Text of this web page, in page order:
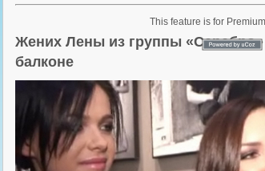
Жених Лены из группы «Серебро»
балконе
This feature is for